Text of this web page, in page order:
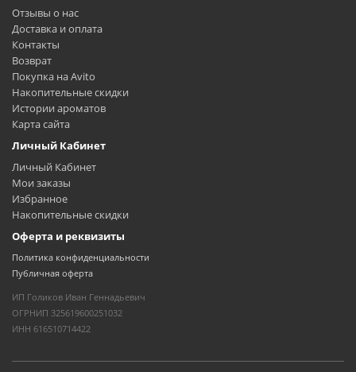
Отзывы о нас
Доставка и оплата
Контакты
Возврат
Покупка на Avito
Накопительные скидки
Истории ароматов
Карта сайта
Личный Кабинет
Личный Кабинет
Мои заказы
Избранное
Накопительные скидки
Оферта и реквизиты
Политика конфиденциальности
Публичная оферта
ИП Голиков Иван Геннадьевич
ОГРНИП 325619600251032
ИНН 616510714422